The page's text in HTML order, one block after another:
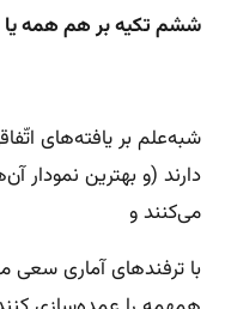
ششم تکیه بر هم همه یا
شبه‌علم بر یافته‌های
دارند (و بهترین نمودار
می‌کنند و
با ترفندهای آماری سعی